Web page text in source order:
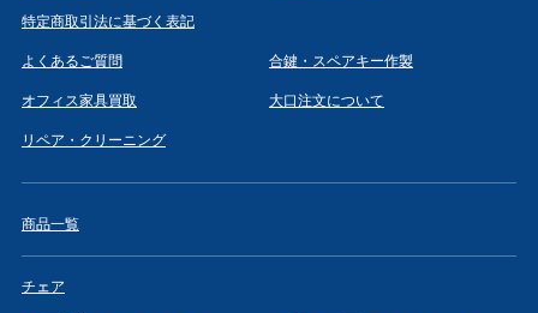
特定商取引法に基づく表記
よくあるご質問 合鍵・スペアキー作製
オフィス家具買取 大口注文について
リペア・クリーニング
商品一覧
チェア